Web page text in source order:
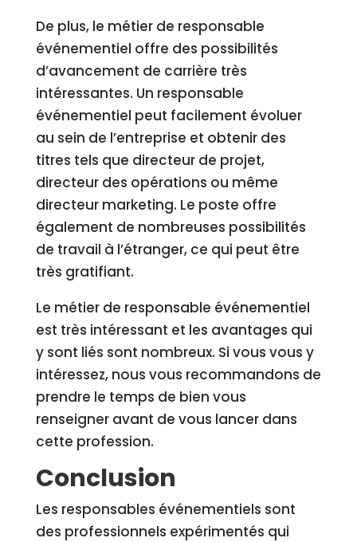
De plus, le métier de responsable
événementiel offre des possibilités
d’avancement de carrière très
intéressantes. Un responsable
événementiel peut facilement évoluer
au sein de l’entreprise et obtenir des
titres tels que directeur de projet,
directeur des opérations ou même
directeur marketing. Le poste offre
également de nombreuses possibilités
de travail à l’étranger, ce qui peut être
très gratifiant.
Le métier de responsable événementiel
est très intéressant et les avantages qui
y sont liés sont nombreux. Si vous vous y
intéressez, nous vous recommandons de
prendre le temps de bien vous
renseigner avant de vous lancer dans
cette profession.
Conclusion
Les responsables événementiels sont
des professionnels expérimentés qui